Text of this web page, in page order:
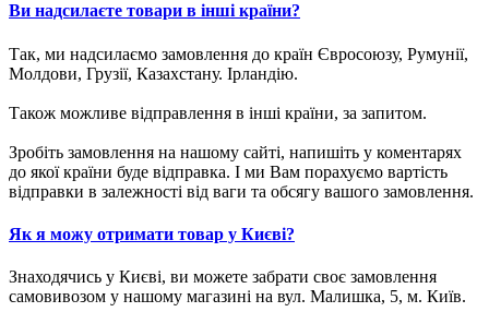
Ви надсилаєте товари в інші країни?
Так, ми надсилаємо замовлення до країн Євросоюзу, Румунії,
Молдови, Грузії, Казахстану. Ірландію.
Також можливе відправлення в інші країни, за запитом.
Зробіть замовлення на нашому сайті, напишіть у коментарях
до якої країни буде відправка. І ми Вам порахуємо вартість
відправки в залежності від ваги та обсягу вашого замовлення.
Як я можу отримати товар у Києві?
Знаходячись у Києві, ви можете забрати своє замовлення
самовивозом у нашому магазині на вул. Малишка, 5, м. Київ.